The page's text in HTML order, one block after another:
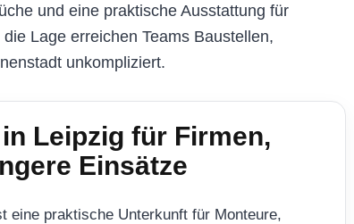
und eine praktische Ausstattung für
Lage erreichen Teams Baustellen,
unkompliziert.
Leipzig für Firmen,
Einsätze
eine praktische Unterkunft für Monteure,